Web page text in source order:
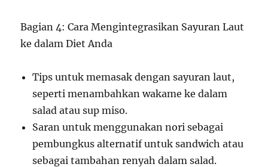
Bagian 4: Cara Mengintegrasikan Sayuran Laut
ke dalam Diet Anda
Tips untuk memasak dengan sayuran laut,
seperti menambahkan wakame ke dalam
salad atau sup miso.
Saran untuk menggunakan nori sebagai
pembungkus alternatif untuk sandwich atau
sebagai tambahan renyah dalam salad.